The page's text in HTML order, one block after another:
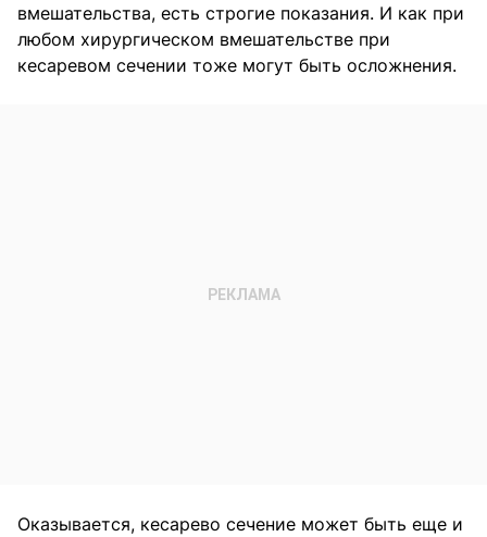
вмешательства, есть строгие показания. И как при
любом хирургическом вмешательстве при
кесаревом сечении тоже могут быть осложнения.
Оказывается, кесарево сечение может быть еще и